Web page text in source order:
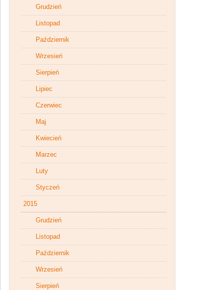
Grudzień
Listopad
Październik
Wrzesień
Sierpień
Lipiec
Czerwiec
Maj
Kwiecień
Marzec
Luty
Styczeń
2015
Grudzień
Listopad
Październik
Wrzesień
Sierpień